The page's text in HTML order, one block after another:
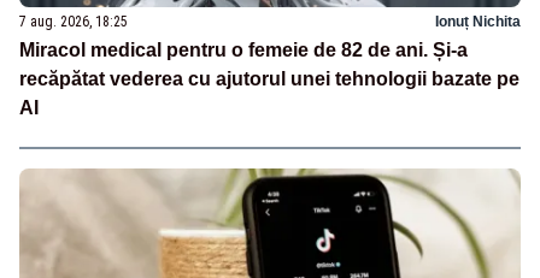
7 aug. 2026, 18:25 Ionuț Nichita
Miracol medical pentru o femeie de 82 de ani. Și-a
recăpătat vederea cu ajutorul unei tehnologii bazate pe
AI